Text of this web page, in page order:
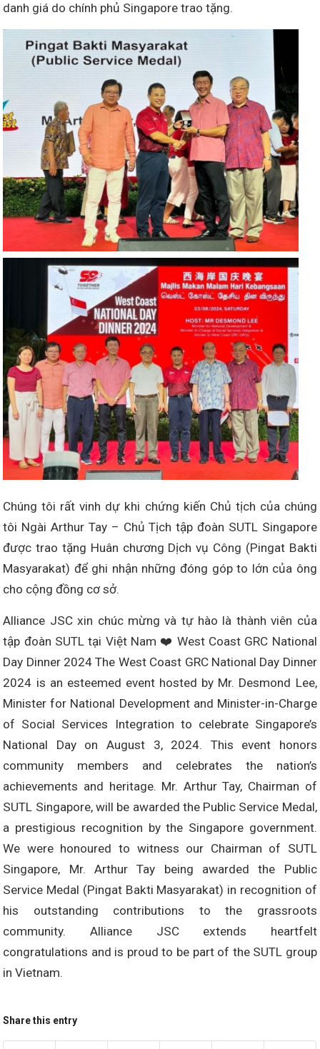
danh giá do chính phủ Singapore trao tặng.
Chúng tôi rất vinh dự khi chứng kiến Chủ tịch của chúng
tôi Ngài Arthur Tay – Chủ Tịch tập đoàn SUTL Singapore
được trao tặng Huân chương Dịch vụ Công (Pingat Bakti
Masyarakat) để ghi nhận những đóng góp to lớn của ông
cho cộng đồng cơ sở.
Alliance JSC xin chúc mừng và tự hào là thành viên của
tập đoàn SUTL tại Việt Nam ❤️ West Coast GRC National
Day Dinner 2024 The West Coast GRC National Day Dinner
2024 is an esteemed event hosted by Mr. Desmond Lee,
Minister for National Development and Minister-in-Charge
of Social Services Integration to celebrate Singapore’s
National Day on August 3, 2024. This event honors
community members and celebrates the nation’s
achievements and heritage. Mr. Arthur Tay, Chairman of
SUTL Singapore, will be awarded the Public Service Medal,
a prestigious recognition by the Singapore government.
We were honoured to witness our Chairman of SUTL
Singapore, Mr. Arthur Tay being awarded the Public
Service Medal (Pingat Bakti Masyarakat) in recognition of
his outstanding contributions to the grassroots
community. Alliance JSC extends heartfelt
congratulations and is proud to be part of the SUTL group
in Vietnam.
Share this entry